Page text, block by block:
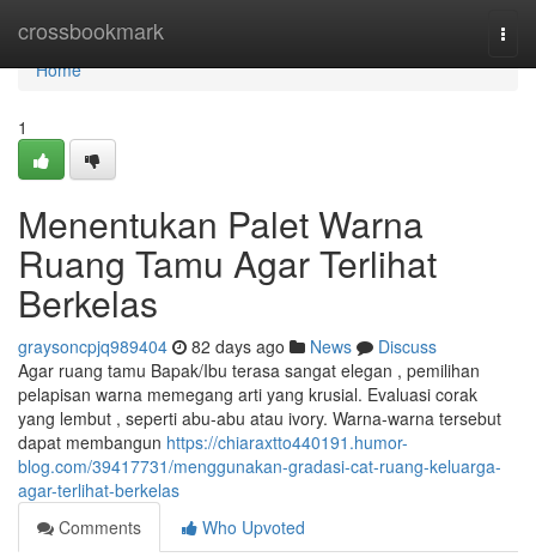
crossbookmark
Home
Home
1
Menentukan Palet Warna
Ruang Tamu Agar Terlihat
Berkelas
graysoncpjq989404 82 days ago News
Discuss
Agar ruang tamu Bapak/Ibu terasa sangat elegan , pemilihan
pelapisan warna memegang arti yang krusial. Evaluasi corak
yang lembut , seperti abu-abu atau ivory. Warna-warna tersebut
dapat membangun https://chiaraxtto440191.humor-
blog.com/39417731/menggunakan-gradasi-cat-ruang-keluarga-
agar-terlihat-berkelas
Comments
Who Upvoted